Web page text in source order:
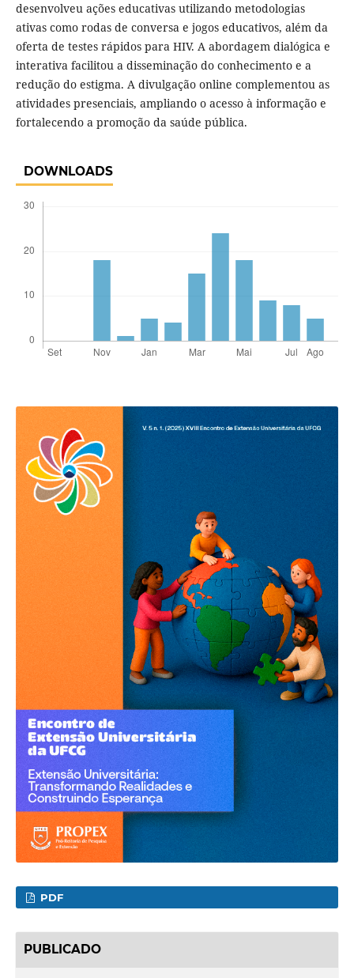
desenvolveu ações educativas utilizando metodologias
ativas como rodas de conversa e jogos educativos, além da
oferta de testes rápidos para HIV. A abordagem dialógica e
interativa facilitou a disseminação do conhecimento e a
redução do estigma. A divulgação online complementou as
atividades presenciais, ampliando o acesso à informação e
fortalecendo a promoção da saúde pública.
DOWNLOADS
PDF
PUBLICADO